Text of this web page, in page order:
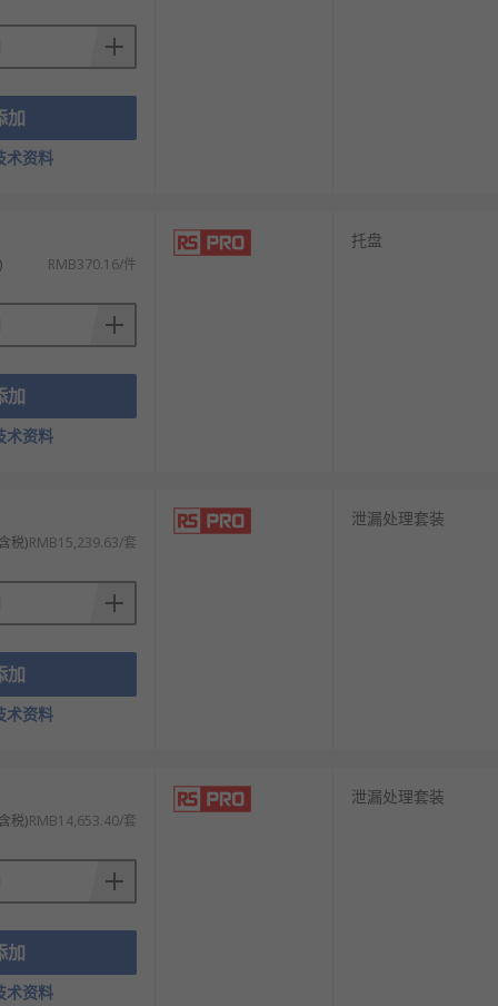
加
术资料
RMB370.16/件
加
术资料
托盘
税)RMB15,239.63/套
加
术资料
泄漏处理套装
税)RMB14,653.40/套
加
术资料
泄漏处理套装